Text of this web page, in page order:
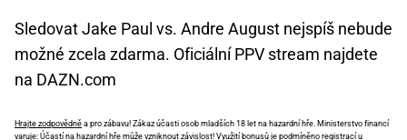
Sledovat Jake Paul vs. Andre August nejspíš nebude
možné zcela zdarma. Oficiální PPV stream najdete
na DAZN.com
Hrajte zodpovědně a pro zábavu! Zákaz účasti osob mladších 18 let na hazardní hře. Ministerstvo financí
varuje: Účastí na hazardní hře může vzniknout závislost! Využití bonusů je podmíněno registrací u